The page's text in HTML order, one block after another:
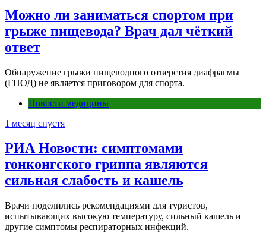
Можно ли заниматься спортом при
грыже пищевода? Врач дал чёткий
ответ
Обнаружение грыжи пищеводного отверстия диафрагмы
(ГПОД) не является приговором для спорта.
Новости медицины
1 месяц спустя
РИА Новости: симптомами
гонконгского гриппа являются
сильная слабость и кашель
Врачи поделились рекомендациями для туристов,
испытывающих высокую температуру, сильный кашель и
другие симптомы респираторных инфекций.